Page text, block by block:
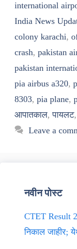
international
India News
colony karachi,
crash, pakistan
pakistan
pia airbus a320,
8303, pia plane,
आपातकाल,पायलट
Leave a
नवीन पोस्ट
CTET Result
निकाल जाहीर;